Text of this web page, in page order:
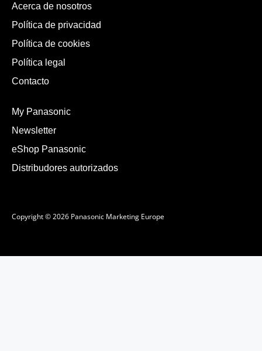
Acerca de nosotros
Política de privacidad
Política de cookies
Política legal
Contacto
My Panasonic
Newsletter
eShop Panasonic
Distribudores autorizados
Copyright © 2026 Panasonic Marketing Europe